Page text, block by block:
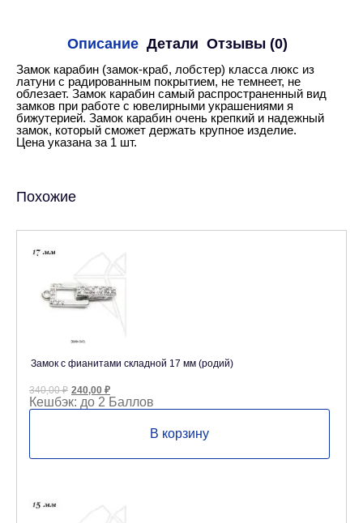
Описание Детали Отзывы (0)
Замок карабин (замок-краб, лобстер) класса люкс из
латуни с радированным покрытием, не темнеет, не
облезает. Замок карабин самый распространенный вид
замков при работе с ювелирными украшениями я
бижутерией. Замок карабин очень крепкий и надежный
замок, который сможет держать крупное изделие.
Цена указана за 1 шт.
Похожие
Замок с фианитами складной 17 мм (родий)
340,00₽ Первоначальная
цена
составляла
240,00 ₽Текущая
цена:
240,00 ₽.
Кешбэк: до 2 Баллов
В корзину